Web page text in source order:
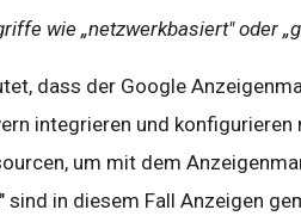
wie „netzwerkbasiert" oder
dass der Google
integrieren und
um mit dem
sind in diesem Fall Anzeigen